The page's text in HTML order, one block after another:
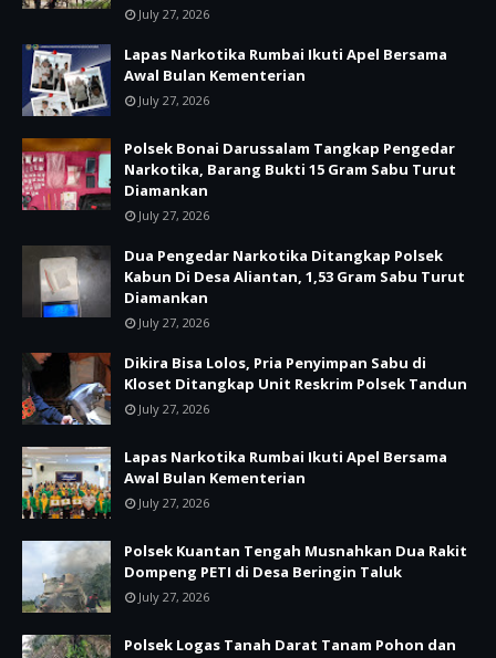
July 27, 2026
Lapas Narkotika Rumbai Ikuti Apel Bersama
Awal Bulan Kementerian
July 27, 2026
Polsek Bonai Darussalam Tangkap Pengedar
Narkotika, Barang Bukti 15 Gram Sabu Turut
Diamankan
July 27, 2026
Dua Pengedar Narkotika Ditangkap Polsek
Kabun Di Desa Aliantan, 1,53 Gram Sabu Turut
Diamankan
July 27, 2026
Dikira Bisa Lolos, Pria Penyimpan Sabu di
Kloset Ditangkap Unit Reskrim Polsek Tandun
July 27, 2026
Lapas Narkotika Rumbai Ikuti Apel Bersama
Awal Bulan Kementerian
July 27, 2026
Polsek Kuantan Tengah Musnahkan Dua Rakit
Dompeng PETI di Desa Beringin Taluk
July 27, 2026
Polsek Logas Tanah Darat Tanam Pohon dan